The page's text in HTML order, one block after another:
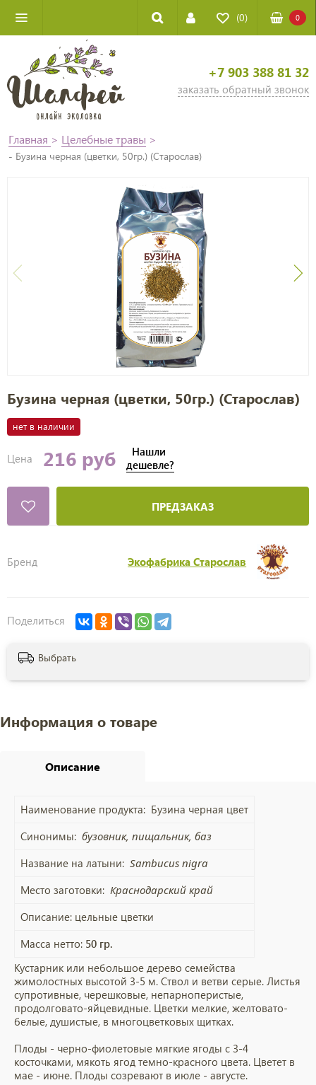
(0) 0
+7 903 388 81 32
заказать обратный звонок
Главная > Целебные травы >
- Бузина черная (цветки, 50гр.) (Старослав)
Бузина черная (цветки, 50гр.) (Старослав)
нет в наличии
Цена 216 руб
Нашли
дешевле?
ПРЕДЗАКАЗ
Бренд Экофабрика Старослав
Поделиться
Выбрать
Информация о товаре
Описание
Наименование продукта: Бузина черная цвет
Синонимы: бузовник, пищальник, баз
Название на латыни: Sambucus nigra
Место заготовки: Краснодарский край
Описание: цельные цветки
Масса нетто: 50 гр.
Кустарник или небольшое дерево семейства
жимолостных высотой 3-5 м. Ствол и ветви серые. Листья
супротивные, черешковые, непарноперистые,
продолговато-яйцевидные. Цветки мелкие, желтовато-
белые, душистые, в многоцветковых щитках.
Плоды - черно-фиолетовые мягкие ягоды с 3-4
косточками, мякоть ягод темно-красного цвета. Цветет в
мае - июне. Плоды созревают в июле - августе.